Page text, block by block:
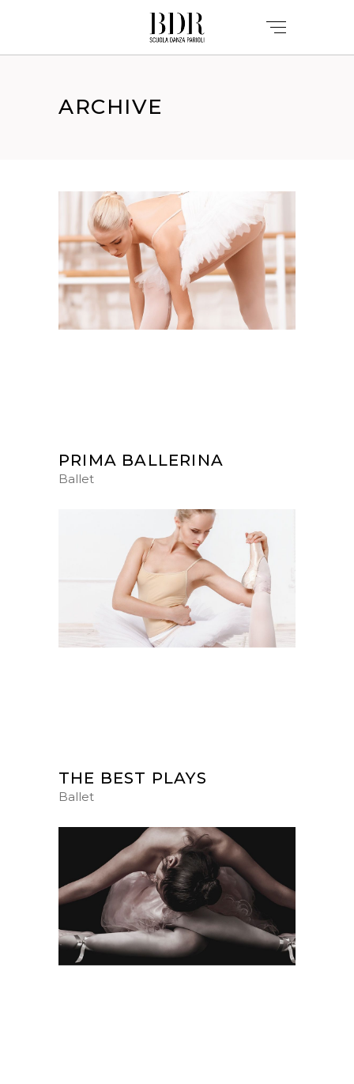
ARCHIVE
PRIMA BALLERINA
Ballet
THE BEST PLAYS
Ballet